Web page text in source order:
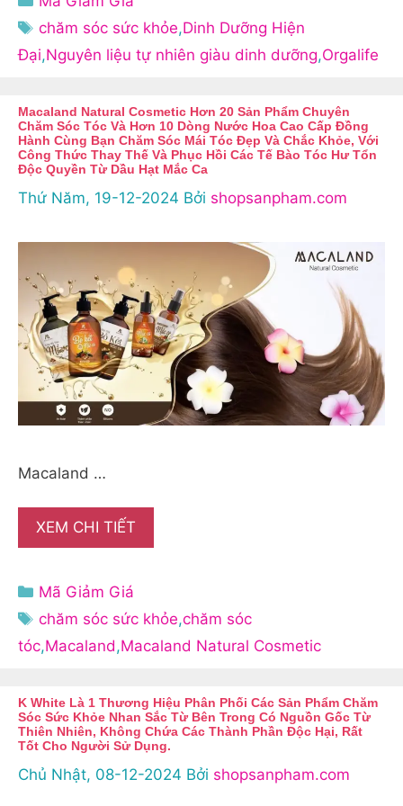
mục
Thẻ
chăm sóc sức khỏe,Dinh Dưỡng Hiện
Đại,Nguyên liệu tự nhiên giàu dinh dưỡng,Orgalife
Macaland Natural Cosmetic Hơn 20 Sản Phẩm Chuyên
Chăm Sóc Tóc Và Hơn 10 Dòng Nước Hoa Cao Cấp Đồng
Hành Cùng Bạn Chăm Sóc Mái Tóc Đẹp Và Chắc Khỏe, Với
Công Thức Thay Thế Và Phục Hồi Các Tế Bào Tóc Hư Tổn
Độc Quyền Từ Dầu Hạt Mắc Ca
Thứ Năm, 19-12-2024 Bởi shopsanpham.com
Macaland …
XEM CHI TIẾT
Danh
mục
Mã Giảm Giá
Thẻ
chăm sóc sức khỏe,chăm sóc
tóc,Macaland,Macaland Natural Cosmetic
K White Là 1 Thương Hiệu Phân Phối Các Sản Phẩm Chăm
Sóc Sức Khỏe Nhan Sắc Từ Bên Trong Có Nguồn Gốc Từ
Thiên Nhiên, Không Chứa Các Thành Phần Độc Hại, Rất
Tốt Cho Người Sử Dụng.
Chủ Nhật, 08-12-2024 Bởi shopsanpham.com